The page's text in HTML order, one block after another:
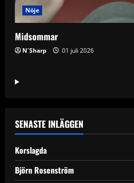
Nöje
Midsommar
N´Sharp 01 juli 2026
SENASTE INLÄGGEN
Korslagda
Björn Rosenström